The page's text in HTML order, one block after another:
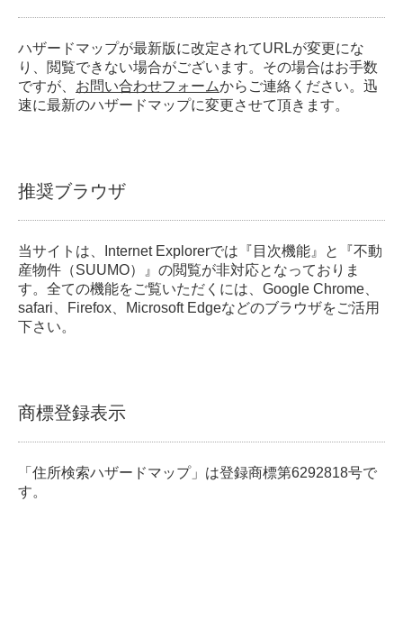
ハザードマップが最新版に改定されてURLが変更にな
り、閲覧できない場合がございます。その場合はお手数
ですが、 お問い合わせフォームからご連絡ください。迅
速に最新のハザードマップに変更させて頂きます。
推奨ブラウザ
当サイトは、Internet Explorerでは『目次機能』と『不動
産物件（SUUMO）』の閲覧が非対応となっておりま
す。全ての機能をご覧いただくには、Google Chrome、
safari、Firefox、Microsoft Edgeなどのブラウザをご活用
下さい。
商標登録表示
「住所検索ハザードマップ」は登録商標第6292818号で
す。